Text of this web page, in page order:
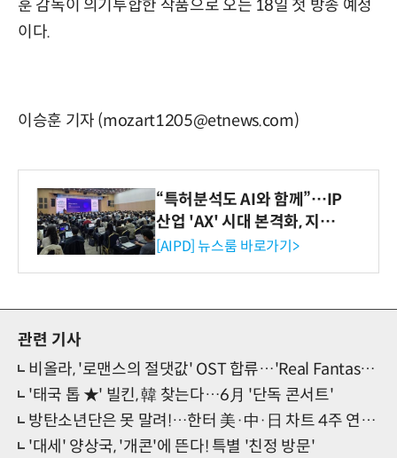
훈 감독이 의기투합한 작품으로 오는 18일 첫 방송 예정
이다.
이승훈 기자 (mozart1205@etnews.com)
“특허분석도 AI와 함께”…IP
산업 'AX' 시대 본격화, 지식
재산처 1호 AI IP데이터분석
[AIPD] 뉴스룸 바로가기>
관련 기사
비올라, '로맨스의 절댓값' OST 합류…'Real Fantasy' 예고
'태국 톱 ★' 빌킨, 韓 찾는다…6月 '단독 콘서트'
방탄소년단은 못 말려!…한터 美·中·日 차트 4주 연속 '1위'
'대세' 양상국, '개콘'에 뜬다! 특별 '친정 방문'